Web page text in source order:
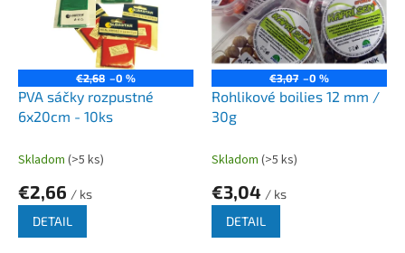
€2,68 –0 %
PVA sáčky rozpustné
6x20cm - 10ks
Skladom (>5 ks)
€2,66 / ks
DETAIL
€3,07 –0 %
Rohlikové boilies 12 mm /
30g
Skladom (>5 ks)
€3,04 / ks
DETAIL